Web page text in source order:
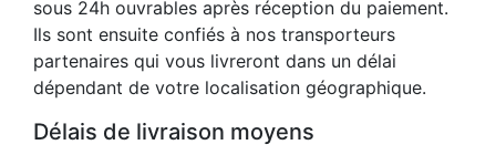
sous 24h ouvrables après réception du paiement.
Ils sont ensuite confiés à nos transporteurs
partenaires qui vous livreront dans un délai
dépendant de votre localisation géographique.
Délais de livraison moyens